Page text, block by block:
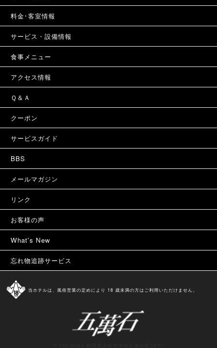
料金･客室情報
サービス・設備情報
食事メニュー
アクセス情報
Ｑ＆Ａ
クーポン
サービスガイド
BBS
メールマガジン
リンク
お客様の声
What's New
忘れ物追跡サービス
当ホテルは、風俗営業の定めにより 18 歳未満の方はご利用いただけません。